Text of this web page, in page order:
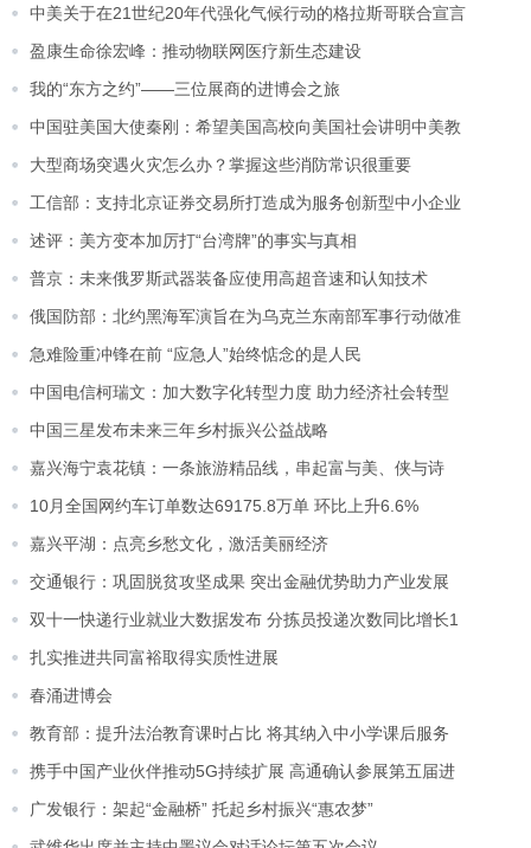
中美关于在21世纪20年代强化气候行动的格拉斯哥联合宣言
盈康生命徐宏峰：推动物联网医疗新生态建设
我的“东方之约”——三位展商的进博会之旅
中国驻美国大使秦刚：希望美国高校向美国社会讲明中美教
大型商场突遇火灾怎么办？掌握这些消防常识很重要
工信部：支持北京证券交易所打造成为服务创新型中小企业
述评：美方变本加厉打“台湾牌”的事实与真相
普京：未来俄罗斯武器装备应使用高超音速和认知技术
俄国防部：北约黑海军演旨在为乌克兰东南部军事行动做准
急难险重冲锋在前 “应急人”始终惦念的是人民
中国电信柯瑞文：加大数字化转型力度 助力经济社会转型
中国三星发布未来三年乡村振兴公益战略
嘉兴海宁袁花镇：一条旅游精品线，串起富与美、侠与诗
10月全国网约车订单数达69175.8万单 环比上升6.6%
嘉兴平湖：点亮乡愁文化，激活美丽经济
交通银行：巩固脱贫攻坚成果 突出金融优势助力产业发展
双十一快递行业就业大数据发布 分拣员投递次数同比增长1
扎实推进共同富裕取得实质性进展
春涌进博会
教育部：提升法治教育课时占比 将其纳入中小学课后服务
携手中国产业伙伴推动5G持续扩展 高通确认参展第五届进
广发银行：架起“金融桥” 托起乡村振兴“惠农梦”